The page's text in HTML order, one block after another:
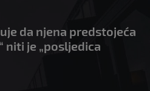
da njena predstojeća
niti je „posljedica